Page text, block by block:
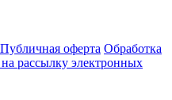
Публичная оферта Обработка
рассылку электронных